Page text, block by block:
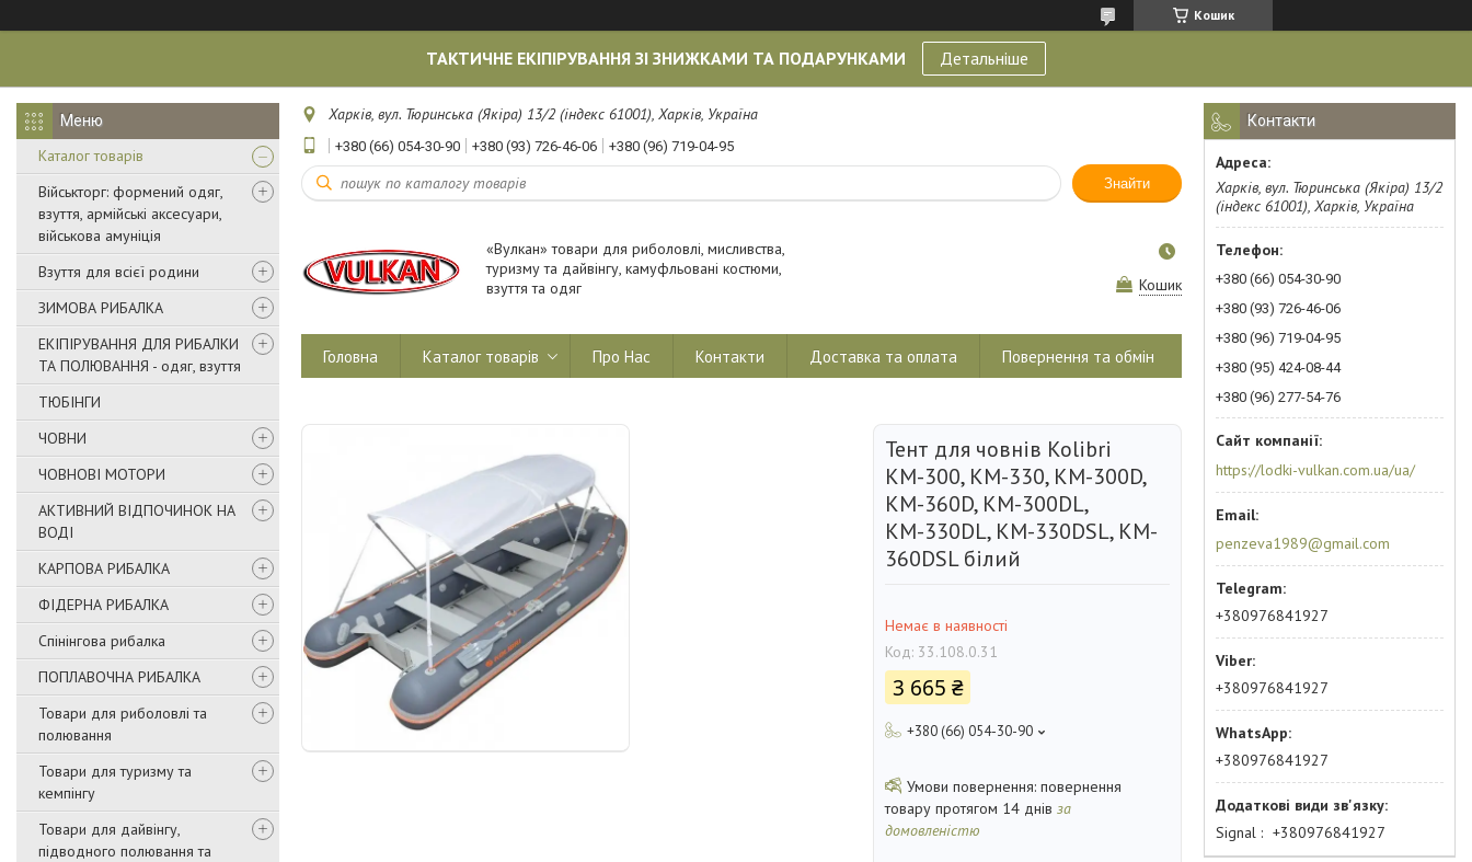
Кошик
ТАКТИЧНЕ ЕКІПІРУВАННЯ ЗІ ЗНИЖКАМИ ТА ПОДАРУНКАМИ Детальніше
Каталог товарів
Військторг: формений одяг,
взуття, армійські аксесуари,
військова амуніція
Взуття для всієї родини
ЗИМОВА РИБАЛКА
ЕКІПІРУВАННЯ ДЛЯ РИБАЛКИ
ТА ПОЛЮВАННЯ - одяг, взуття
ТЮБІНГИ
ЧОВНИ
ЧОВНОВІ МОТОРИ
АКТИВНИЙ ВІДПОЧИНОК НА
ВОДІ
КАРПОВА РИБАЛКА
ФІДЕРНА РИБАЛКА
Спінінгова рибалка
ПОПЛАВОЧНА РИБАЛКА
Товари для риболовлі та
полювання
Товари для туризму та
кемпінгу
Товари для дайвінгу,
підводного полювання та
Харків, вул. Тюринська (Якіра) 13/2 (індекс 61001), Харків, Україна
+380 (66) 054-30-90 +380 (93) 726-46-06 +380 (96) 719-04-95
Знайти
«Вулкан» товари для риболовлі, мисливства,
туризму та дайвінгу, камуфльовані костюми,
взуття та одяг
Кошик
Головна Каталог товарів Про Нас Контакти Доставка та оплата Повернення та обмін
Тент для човнів Kolibri
КМ-300, КМ-330, KM-300D,
KM-360D, КМ-300DL,
КМ-330DL, КМ-330DSL, KM-
360DSL білий
Немає в наявності
Код: 33.108.0.31
3 665 ₴
+380 (66) 054-30-90
повернення
товару протягом 14 днів за
домовленістю
Контакти
Харків, вул. Тюринська (Якіра) 13/2
(індекс 61001), Харків, Україна
+380 (66) 054-30-90
+380 (93) 726-46-06
+380 (96) 719-04-95
+380 (95) 424-08-44
+380 (96) 277-54-76
https://lodki-vulkan.com.ua/ua/
penzeva1989@gmail.com
+380976841927
+380976841927
+380976841927
Signal +380976841927